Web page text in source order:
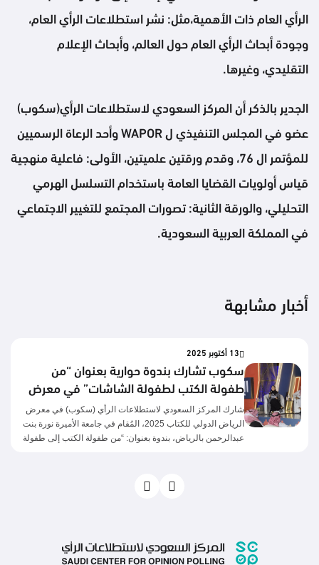
الرأي العام ذات الأهمية،مثل: نشر استطلاعات الرأي العام،
وجودة أبحاث الرأي العام حول العالم، وأبحاث الإعلام
التقليدي، وغيرها.
الجدير بالذكر أن المركز السعودي لاستطلاعات الرأي(سكوب)
عضو في المجلس التنفيذي ل WAPOR وأحد الرعاة الرسميين
للمؤتمر ال 76، وقدم ورقتين علميتين، الأولى: فاعلية منهجية
قياس أولويات القضايا العامة باستخدام التسلسل الهرمي
التحليلي، والورقة الثانية: تصورات المجتمع للتغيير الاجتماعي
في المملكة العربية السعودية.
أخبار مشابهة
13 أكتوبر 2025
سكوب تشارك بندوة حوارية بعنوان “من
طفولة الكتب لطفولة الشاشات” في معرض
الرياض للكتاب 2025
شارك المركز السعودي لاستطلاعات الرأي (سكوب) في معرض
الرياض الدولي للكتاب 2025، المُقام في جامعة الأميرة نورة بنت
عبدالرحمن بالرياض، بندوة بعنوان: “من طفولة الكتب إلى طفولة
الأستاذة نورة الرومي. وقد لاقت الندوة تفاعلاً واسعاً من الحضور